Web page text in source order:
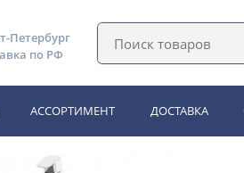
Петербург
по РФ
АССОРТИМЕНТ ДОСТАВКА
Тумбы под раковину в
Ravak SD